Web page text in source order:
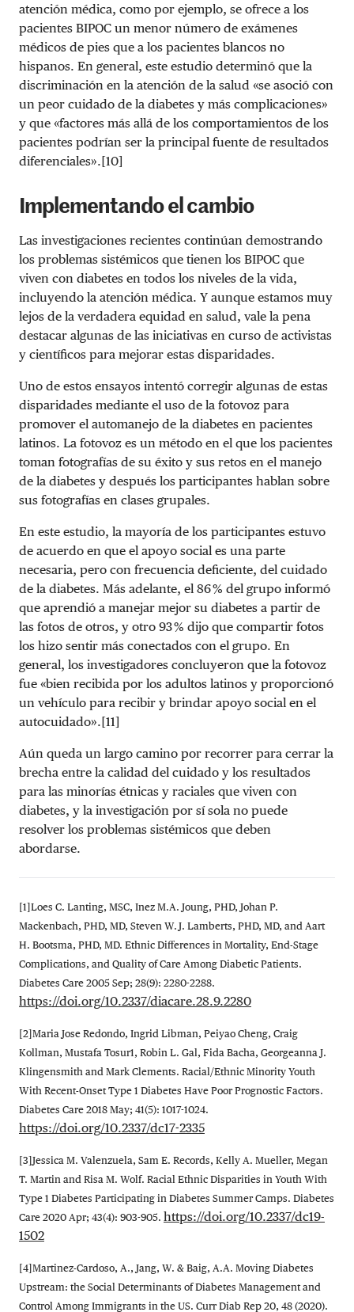
atención médica, como por ejemplo, se ofrece a los
pacientes BIPOC un menor número de exámenes
médicos de pies que a los pacientes blancos no
hispanos. En general, este estudio determinó que la
discriminación en la atención de la salud «se asoció con
un peor cuidado de la diabetes y más complicaciones»
y que «factores más allá de los comportamientos de los
pacientes podrían ser la principal fuente de resultados
diferenciales».[10]
Implementando el cambio
Las investigaciones recientes continúan demostrando
los problemas sistémicos que tienen los BIPOC que
viven con diabetes en todos los niveles de la vida,
incluyendo la atención médica. Y aunque estamos muy
lejos de la verdadera equidad en salud, vale la pena
destacar algunas de las iniciativas en curso de activistas
y científicos para mejorar estas disparidades.
Uno de estos ensayos intentó corregir algunas de estas
disparidades mediante el uso de la fotovoz para
promover el automanejo de la diabetes en pacientes
latinos. La fotovoz es un método en el que los pacientes
toman fotografías de su éxito y sus retos en el manejo
de la diabetes y después los participantes hablan sobre
sus fotografías en clases grupales.
En este estudio, la mayoría de los participantes estuvo
de acuerdo en que el apoyo social es una parte
necesaria, pero con frecuencia deficiente, del cuidado
de la diabetes. Más adelante, el 86 % del grupo informó
que aprendió a manejar mejor su diabetes a partir de
las fotos de otros, y otro 93 % dijo que compartir fotos
los hizo sentir más conectados con el grupo. En
general, los investigadores concluyeron que la fotovoz
fue «bien recibida por los adultos latinos y proporcionó
un vehículo para recibir y brindar apoyo social en el
autocuidado».[11]
Aún queda un largo camino por recorrer para cerrar la
brecha entre la calidad del cuidado y los resultados
para las minorías étnicas y raciales que viven con
diabetes, y la investigación por sí sola no puede
resolver los problemas sistémicos que deben
abordarse.
[1]Loes C. Lanting, MSC, Inez M.A. Joung, PHD, Johan P.
Mackenbach, PHD, MD, Steven W.J. Lamberts, PHD, MD, and Aart
H. Bootsma, PHD, MD. Ethnic Differences in Mortality, End-Stage
Complications, and Quality of Care Among Diabetic Patients.
Diabetes Care 2005 Sep; 28(9): 2280-2288.
https://doi.org/10.2337/diacare.28.9.2280
[2]Maria Jose Redondo, Ingrid Libman, Peiyao Cheng, Craig
Kollman, Mustafa Tosur1, Robin L. Gal, Fida Bacha, Georgeanna J.
Klingensmith and Mark Clements. Racial/Ethnic Minority Youth
With Recent-Onset Type 1 Diabetes Have Poor Prognostic Factors.
Diabetes Care 2018 May; 41(5): 1017-1024.
https://doi.org/10.2337/dc17-2335
[3]Jessica M. Valenzuela, Sam E. Records, Kelly A. Mueller, Megan
T. Martin and Risa M. Wolf. Racial Ethnic Disparities in Youth With
Type 1 Diabetes Participating in Diabetes Summer Camps. Diabetes
Care 2020 Apr; 43(4): 903-905. https://doi.org/10.2337/dc19-
1502
[4]Martinez-Cardoso, A., Jang, W. & Baig, A.A. Moving Diabetes
Upstream: the Social Determinants of Diabetes Management and
Control Among Immigrants in the US. Curr Diab Rep 20, 48 (2020).